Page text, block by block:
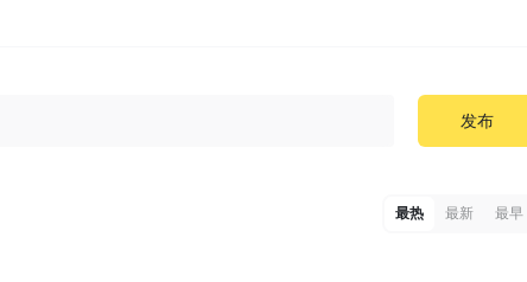
发布
最热 最新 最早